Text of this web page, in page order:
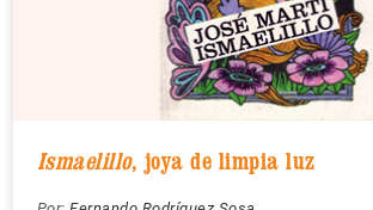
Ismaelillo, joya de limpia luz